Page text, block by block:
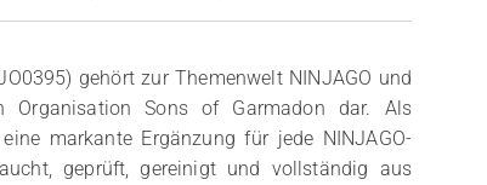
gehört zur Themenwelt NINJAGO und
Organisation Sons of Garmadon dar. Als
markante Ergänzung für jede NINJAGO-
geprüft, gereinigt und vollständig aus